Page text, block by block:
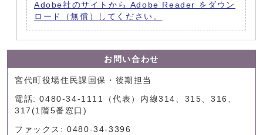
Adobe社のサイトから Adobe Reader をダウン
ロード（無償）してください。
お問い合わせ
宮代町役場住民課国保・後期担当
電話: 0480-34-1111（代表）内線314、315、316、
317(1階5番窓口)
ファックス: 0480-34-3396